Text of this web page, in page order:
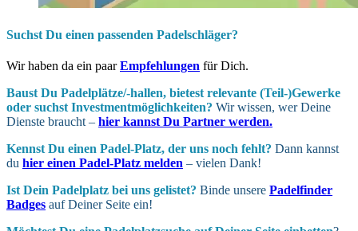
Suchst Du einen passenden Padelschläger?
Wir haben da ein paarEmpfehlungen für Dich.
Baust Du Padel­plätze/-hallen, bietest relevante (Teil-)Gewerke
oder suchst In­vest­ment­möglich­keiten? Wir wissen, wer Deine
Dienste braucht – hier kannst Du Partner werden.
Kennst Du einen Padel-Platz, der uns noch fehlt? Dann kannst
du hier einen Padel-Platz melden – vielen Dank!
Ist Dein Padel­platz bei uns gelistet? Binde unsere Padelfinder
Badges auf Deiner Seite ein!